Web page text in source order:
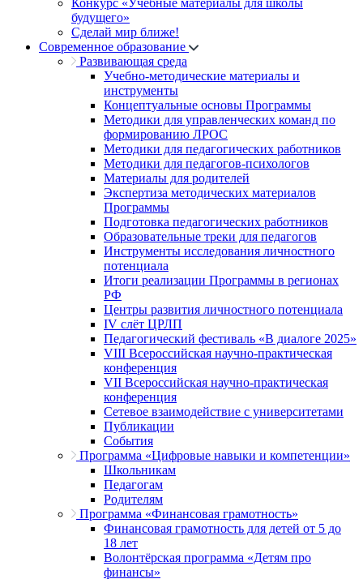
Конкурс «Учебные материалы для школы
будущего»
Сделай мир ближе!
Современное образование
Развивающая среда
Учебно-методические материалы и
инструменты
Концептуальные основы Программы
Методики для управленческих команд по
формированию ЛРОС
Методики для педагогических работников
Методики для педагогов-психологов
Материалы для родителей
Экспертиза методических материалов
Программы
Подготовка педагогических работников
Образовательные треки для педагогов
Инструменты исследования личностного
потенциала
Итоги реализации Программы в регионах
РФ
Центры развития личностного потенциала
IV слёт ЦРЛП
Педагогический фестиваль «В диалоге 2025»
VIII Всероссийская научно-практическая
конференция
VII Всероссийская научно-практическая
конференция
Сетевое взаимодействие с университетами
Публикации
События
Программа «Цифровые навыки и компетенции»
Школьникам
Педагогам
Родителям
Программа «Финансовая грамотность»
Финансовая грамотность для детей от 5 до
18 лет
Волонтёрская программа «Детям про
финансы»